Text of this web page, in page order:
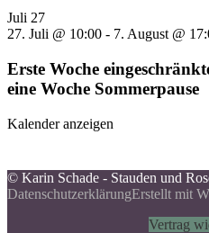
Juli 27
27. Juli @ 10:00 - 7. August @
Erste Woche
eine Woche Sommerpause
Kalender anzeigen
© Karin Schade - Stauden und
DatenschutzerklärungErstellt mit
Vertrag